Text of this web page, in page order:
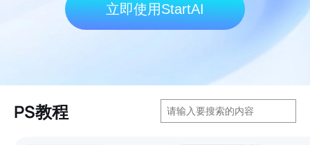
立即使用StartAI
PS教程
搜
索